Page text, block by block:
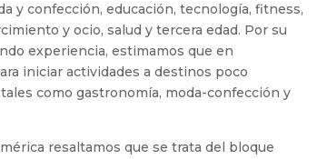
y confección, educación, tecnología, fitness,
y ocio, salud y tercera edad. Por su
experiencia, estimamos que en
iniciar actividades a destinos poco
como gastronomía, moda-confección y
resaltamos que se trata del bloque